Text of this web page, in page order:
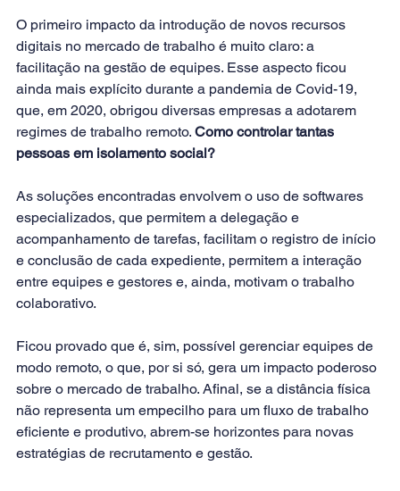
O primeiro impacto da introdução de novos recursos
digitais no mercado de trabalho é muito claro: a
facilitação na gestão de equipes. Esse aspecto ficou
ainda mais explícito durante a pandemia de Covid-19,
que, em 2020, obrigou diversas empresas a adotarem
regimes de trabalho remoto. Como controlar tantas
pessoas em isolamento social?
As soluções encontradas envolvem o uso de softwares
especializados, que permitem a delegação e
acompanhamento de tarefas, facilitam o registro de início
e conclusão de cada expediente, permitem a interação
entre equipes e gestores e, ainda, motivam o trabalho
colaborativo.
Ficou provado que é, sim, possível gerenciar equipes de
modo remoto, o que, por si só, gera um impacto poderoso
sobre o mercado de trabalho. Afinal, se a distância física
não representa um empecilho para um fluxo de trabalho
eficiente e produtivo, abrem-se horizontes para novas
estratégias de recrutamento e gestão.